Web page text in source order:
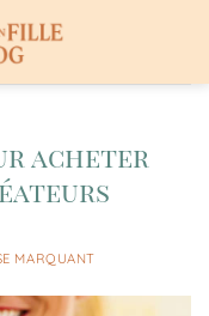
acheter
MARQUANT